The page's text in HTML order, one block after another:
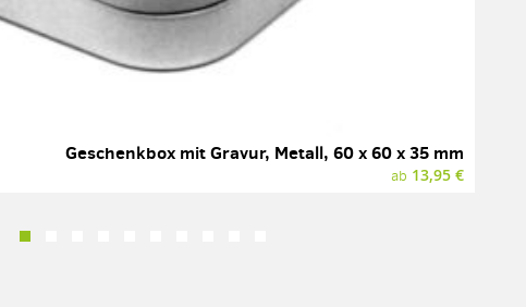
Geschenkbox mit Gravur, Metall, 60 x 60 x 35 mm
ab 13,95 €